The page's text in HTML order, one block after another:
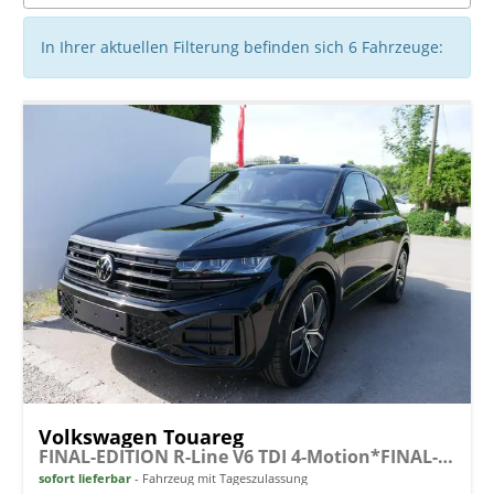
In Ihrer aktuellen Filterung befinden sich 6 Fahrzeuge:
Volkswagen Touareg
FINAL-EDITION R-Line V6 TDI 4-Motion*FINAL-EDITION*AHK-SCHWENKBAR*NAVI*ACC*PDC*LED*SHZ*21-ZOLL
sofort lieferbar Fahrzeug mit Tageszulassung